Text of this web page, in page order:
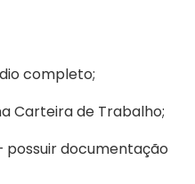
completo;
Carteira de Trabalho;
possuir documentação